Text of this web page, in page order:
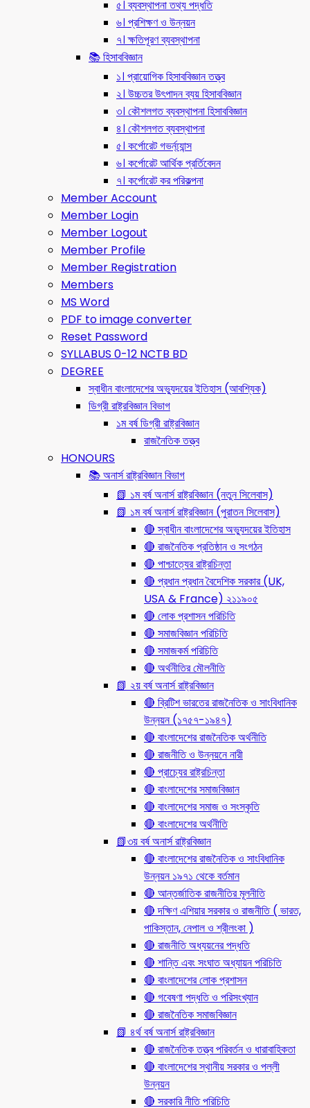
৫। ব্যবস্থাপনা তথ্য পদ্ধতি
৬। প্রশিক্ষণ ও উন্নয়ন
৭। ক্ষতিপূরণ ব্যবস্থাপনা
📚 হিসাববিজ্ঞান
১। প্রায়োগিক হিসাববিজ্ঞান তত্ত্ব
২। উচ্চতর উৎপাদন ব্যয় হিসাববিজ্ঞান
৩। কৌশলগত ব্যবস্থাপনা হিসাববিজ্ঞান
৪। কৌশলগত ব্যবস্থাপনা
৫। কর্পোরেট গভর্ন্য্যান্স
৬। কর্পোরেট আর্থিক প্রর্তিবেদন
৭। কর্পোরেট কর পরিকল্পনা
Member Account
Member Login
Member Logout
Member Profile
Member Registration
Members
MS Word
PDF to image converter
Reset Password
SYLLABUS 0-12 NCTB BD
DEGREE
স্বাধীন বাংলাদেশের অভ্যুদয়ের ইতিহাস (আবশ্যিক)
ডিগ্রী রাষ্ট্রবিজ্ঞান বিভাগ
১ম বর্ষ ডিগ্রী রাষ্ট্রবিজ্ঞান
রাজনৈতিক তত্ত্ব
HONOURS
📚 অনার্স রাষ্ট্রবিজ্ঞান বিভাগ
📗 ১ম বর্ষ অনার্স রাষ্ট্রবিজ্ঞান (নতুন সিলেবাস)
📗 ১ম বর্ষ অনার্স রাষ্ট্রবিজ্ঞান (পুরাতন সিলেবাস)
🔴 স্বাধীন বাংলাদেশের অভ্যুদয়ের ইতিহাস
🔴 রাজনৈতিক প্রতিষ্ঠান ও সংগঠন
🔴 পাশ্চাত্যের রাষ্ট্রচিন্তা
🔴 প্রধান প্রধান বৈদেশিক সরকার (UK,
USA & France) ২১১৯০৫
🔴 লোক প্রশাসন পরিচিতি
🔴 সমাজবিজ্ঞান পরিচিতি
🔴 সমাজকর্ম পরিচিতি
🔴 অর্থনীতির মৌলনীতি
📗 ২য় বর্ষ অনার্স রাষ্ট্রবিজ্ঞান
🔴 ব্রিটিশ ভারতের রাজনৈতিক ও সাংবিধানিক
উন্নয়ন (১৭৫৭-১৯৪৭)
🔴 বাংলাদেশের রাজনৈতিক অর্থনীতি
🔴 রাজনীতি ও উন্নয়নে নারী
🔴 প্রাচ্যের রাষ্ট্রচিন্তা
🔴 বাংলাদেশের সমাজবিজ্ঞান
🔴 বাংলাদেশের সমাজ ও সংস্কৃতি
🔴 বাংলাদেশের অর্থনীতি
📗৩য় বর্ষ অনার্স রাষ্ট্রবিজ্ঞান
🔴 বাংলাদেশের রাজনৈতিক ও সাংবিধানিক
উন্নয়ন ১৯৭১ থেকে বর্তমান
🔴 আন্তর্জাতিক রাজনীতির মূলনীতি
🔴 দক্ষিণ এশিয়ার সরকার ও রাজনীতি ( ভারত,
পাকিস্তান, নেপাল ও শ্রীলংকা )
🔴 রাজনীতি অধ্যয়নের পদ্ধতি
🔴 শান্তি এবং সংঘাত অধ্যায়ন পরিচিতি
🔴 বাংলাদেশের লোক প্রশাসন
🔴 গবেষণা পদ্ধতি ও পরিসংখ্যান
🔴 রাজনৈতিক সমাজবিজ্ঞান
📗 ৪র্থ বর্ষ অনার্স রাষ্ট্রবিজ্ঞান
🔴 রাজনৈতিক তত্ত্ব পরিবর্তন ও ধারাবাহিকতা
🔴 বাংলাদেশের স্থানীয় সরকার ও পল্লী
উন্নয়ন
🔴 সরকারি নীতি পরিচিতি